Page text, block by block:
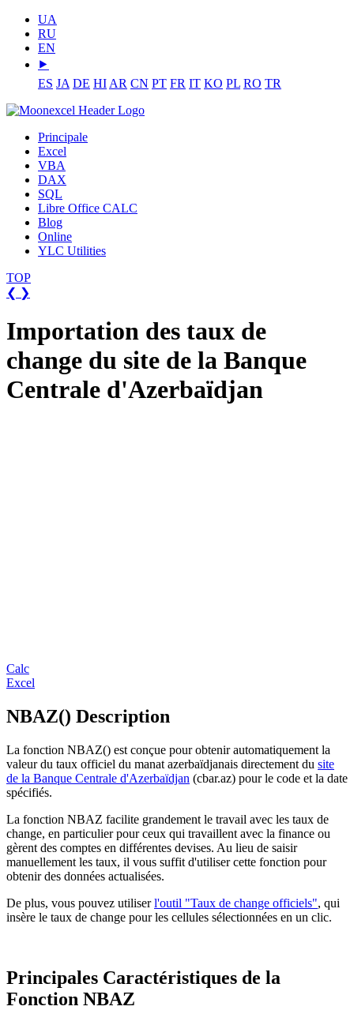
UA
RU
EN
⯈
ES JA DE HI AR CN PT FR IT KO PL RO TR
Principale
Excel
VBA
DAX
SQL
Libre Office CALC
Blog
Online
YLC Utilities
TOP
❮ ❯
Importation des taux de
change du site de la Banque
Centrale d'Azerbaïdjan
Calc
Excel
NBAZ() Description
La fonction NBAZ() est conçue pour obtenir automatiquement la
valeur du taux officiel du manat azerbaïdjanais directement du site
de la Banque Centrale d'Azerbaïdjan (cbar.az) pour le code et la date
spécifiés.
La fonction NBAZ facilite grandement le travail avec les taux de
change, en particulier pour ceux qui travaillent avec la finance ou
gèrent des comptes en différentes devises. Au lieu de saisir
manuellement les taux, il vous suffit d'utiliser cette fonction pour
obtenir des données actualisées.
De plus, vous pouvez utiliserl'outil "Taux de change officiels", qui
insère le taux de change pour les cellules sélectionnées en un clic.
Principales Caractéristiques de la
Fonction NBAZ